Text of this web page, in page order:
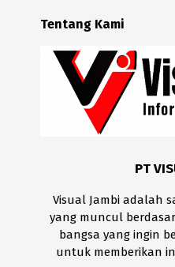
Tentang Kami
PT
Visual Jambi adalah
yang muncul
bangsa yang ingin
untuk memberikan